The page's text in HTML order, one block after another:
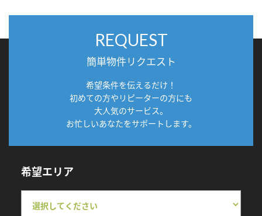
REQUEST
簡単物件リクエスト
希望条件を伝えるだけ！
初めての方やリピーターの方にも
大人気のサービス。
お忙しいあなたをサポートします。
希望エリア